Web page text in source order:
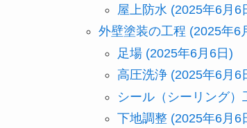
屋上防水 (2025年6月6
外壁塗装の工程 (2025年6
足場 (2025年6月6日)
高圧洗浄 (2025年6月6
シール（シーリング
下地調整 (2025年6月6